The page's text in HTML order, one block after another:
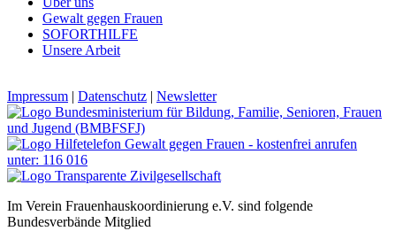
Gewalt gegen Frauen
SOFORTHILFE
Unsere Arbeit
Impressum | Datenschutz | Newsletter
Im Verein Frauenhauskoordinierung e.V. sind folgende
Bundesverbände Mitglied